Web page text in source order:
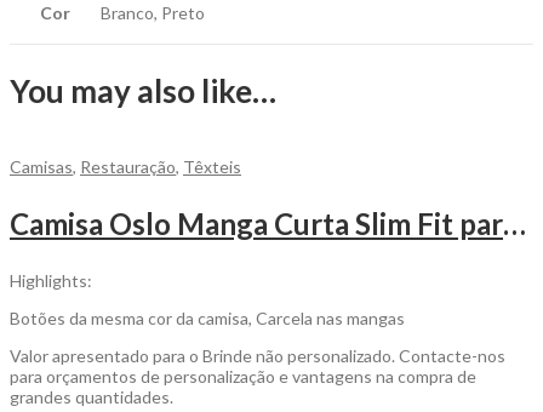
Cor Branco, Preto
You may also like…
Camisas, Restauração, Têxteis
Camisa Oslo Manga Curta Slim Fit para Personalizar
Highlights:
Botões da mesma cor da camisa, Carcela nas mangas
Valor apresentado para o Brinde não personalizado. Contacte-nos
para orçamentos de personalização e vantagens na compra de
grandes quantidades.